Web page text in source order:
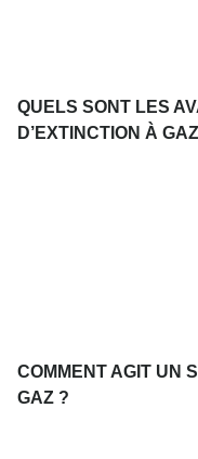
QUELS SONT LES
D’EXTINCTION À
COMMENT AGIT UN
GAZ ?